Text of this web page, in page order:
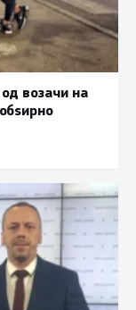
возачи на